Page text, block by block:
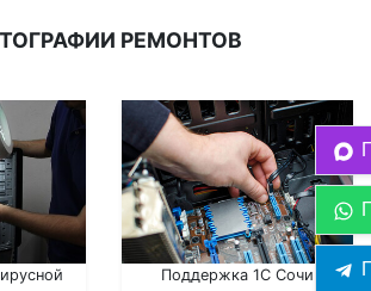
РЕМОНТОВ
Поддержка 1С Сочи